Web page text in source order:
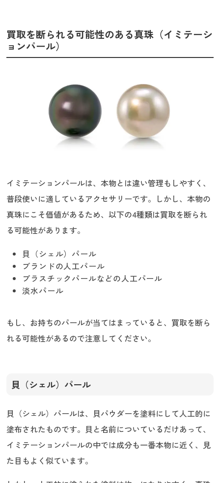
買取を断られる可能性のある真珠（イミテーシ
ョンパール）
イミテーションパールは、本物とは違い管理もしやすく、
普段使いに適しているアクセサリーです。しかし、本物の
真珠にこそ価値があるため、以下の4種類は買取を断られ
る可能性があります。
貝（シェル）パール
ブランドの人工パール
プラスチックパールなどの人工パール
淡水パール
もし、お持ちのパールが当てはまっていると、買取を断ら
れる可能性があるので注意してください。
貝（シェル）パール
貝（シェル）パールは、貝パウダーを塗料にして人工的に
塗布されたものです。貝と名前についているだけあって、
イミテーションパールの中では成分も一番本物に近く、見
た目もよく似ています。